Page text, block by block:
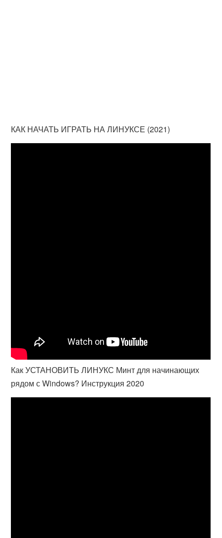
КАК НАЧАТЬ ИГРАТЬ НА ЛИНУКСЕ (2021)
Как УСТАНОВИТЬ ЛИНУКС Минт для начинающих
рядом с Windows? Инструкция 2020